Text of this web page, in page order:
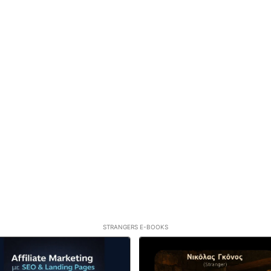
STRANGERS E-BOOKS